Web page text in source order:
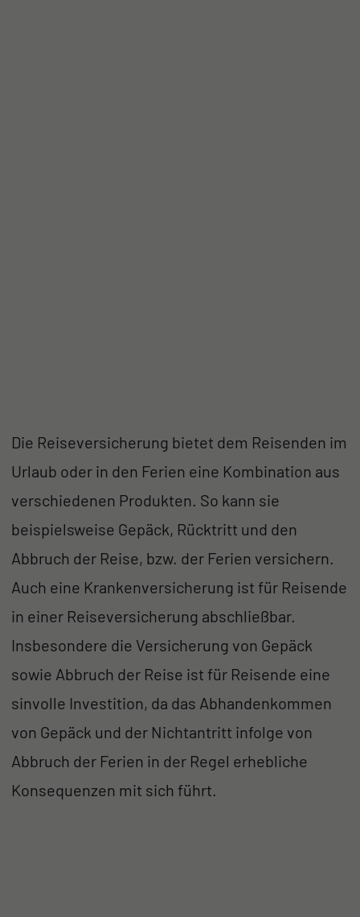
Die Reiseversicherung bietet dem Reisenden im
Urlaub oder in den Ferien eine Kombination aus
verschiedenen Produkten. So kann sie
beispielsweise Gepäck, Rücktritt und den
Abbruch der Reise, bzw. der Ferien versichern.
Auch eine Krankenversicherung ist für Reisende
in einer Reiseversicherung abschließbar.
Insbesondere die Versicherung von Gepäck
sowie Abbruch der Reise ist für Reisende eine
sinvolle Investition, da das Abhandenkommen
von Gepäck und der Nichtantritt infolge von
Abbruch der Ferien in der Regel erhebliche
Konsequenzen mit sich führt.